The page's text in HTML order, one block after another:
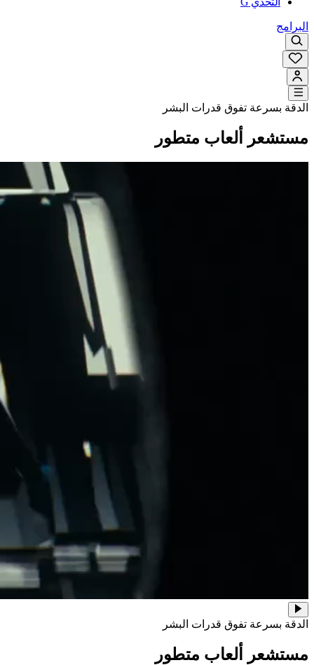
البرامج
الدقة بسرعة تفوق قدرات البشر
مستشعر ألعاب متطور
الدقة بسرعة تفوق قدرات البشر
مستشعر ألعاب متطور